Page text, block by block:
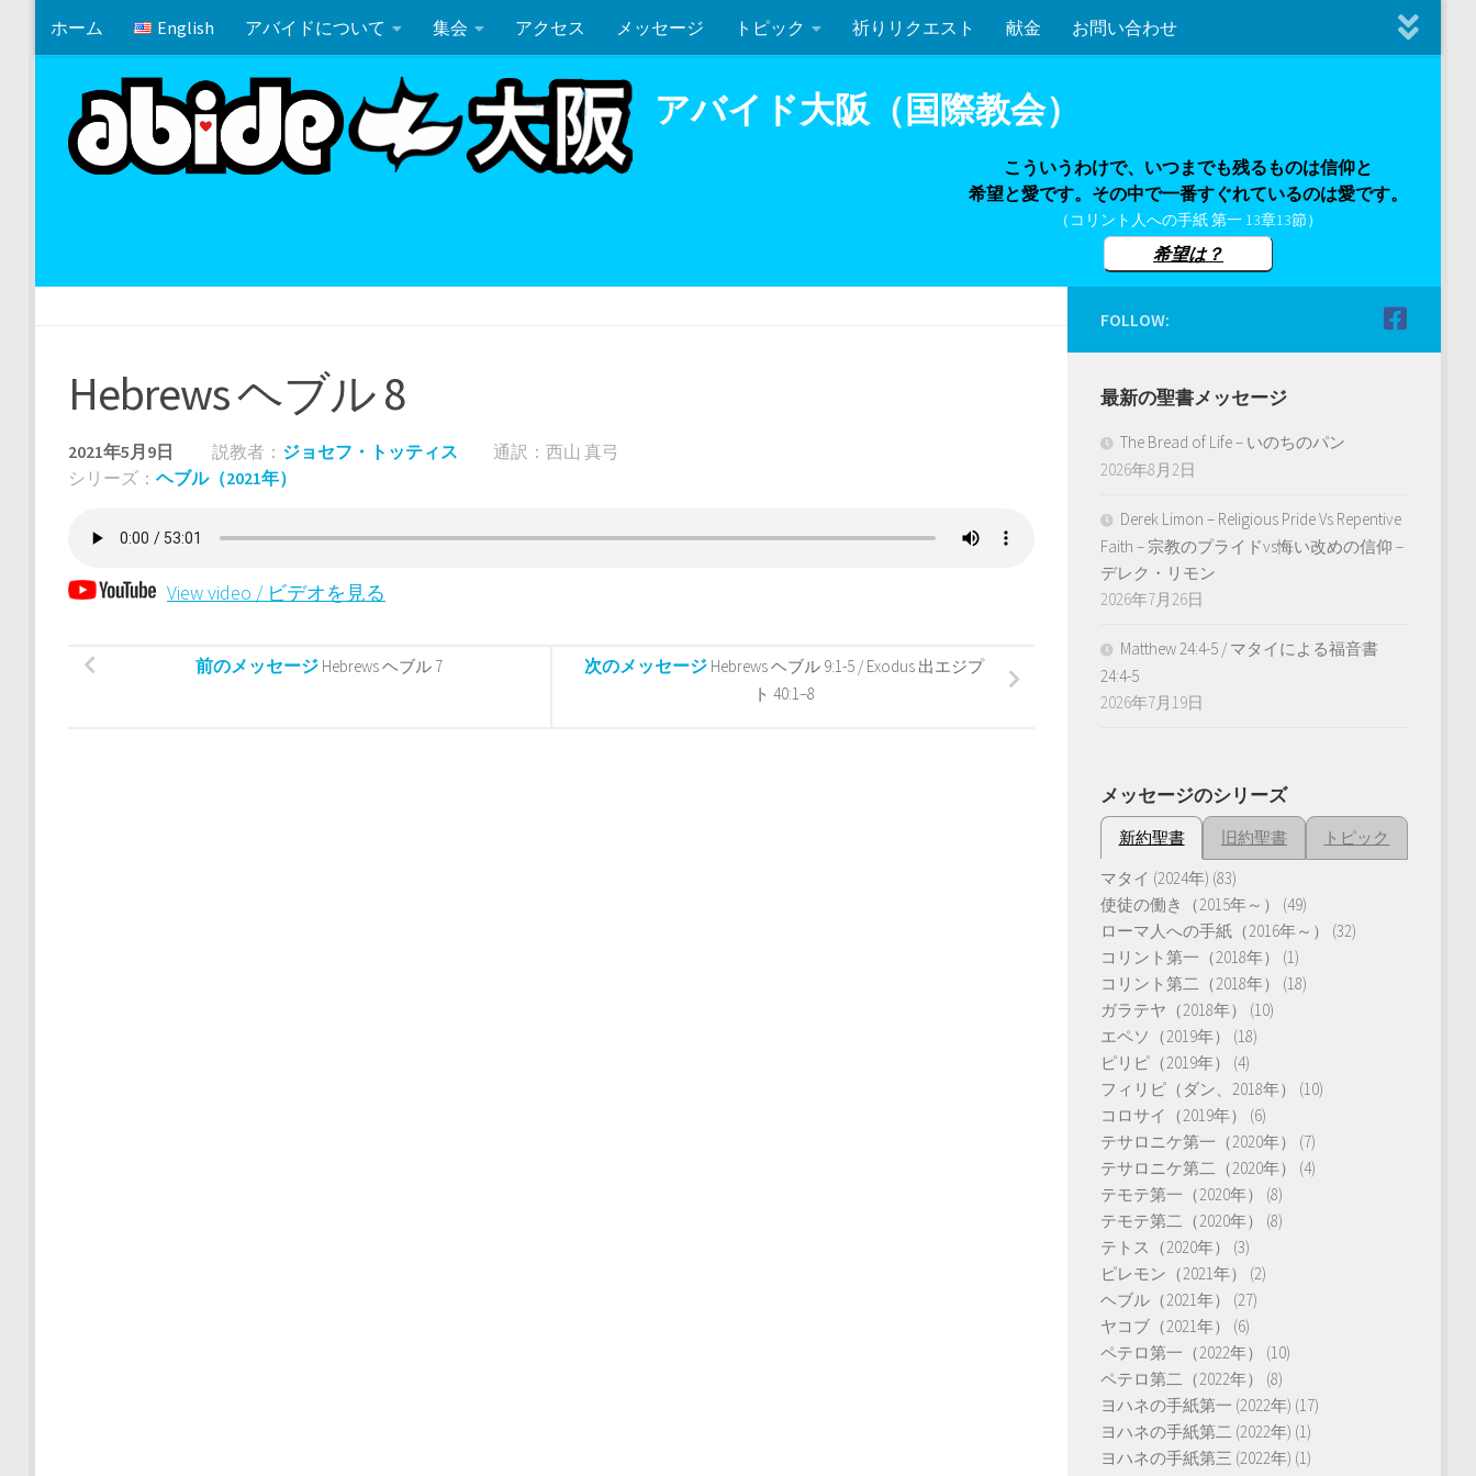
コンテンツの下
ホーム English アバイドについて 集会 アクセス メッセージ トピック 祈りリクエスト 献金 お問い合わせ
ホワイトエレファント・パーティー マタイ 19:10-12 ルカ 7:36-50
アバイド大阪（国際教会）
こういうわけで、いつまでも残るものは信仰と
希望と愛です。その中で一番すぐれているのは愛です。
（コリント人への手紙 第一 13章13節）
希望は？
Hebrews ヘブル 8
2021年5月9日 説教者： ジョセフ・トッティス
通訳：西山 真弓
シリーズ： ヘブル（2021年）
View video / ビデオを見る
次のメッセージ Hebrews ヘブル 9:1-5 / Exodus 出エジプ
ト 40:1–8
前のメッセージ Hebrews ヘブル 7
FOLLOW:
最新の聖書メッセージ
The Bread of Life – いのちのパン
2026年8月2日
Derek Limon – Religious Pride Vs Repentive
Faith – 宗教のプライドvs悔い改めの信仰 –
デレク・リモン
2026年7月26日
Matthew 24:4-5 / マタイによる福音書
24:4-5
2026年7月19日
メッセージのシリーズ
新約聖書 旧約聖書
トピック
マタイ (2024年) (83)
使徒の働き（2015年～）
(49)
ローマ人への手紙（2016年～）
(32)
コリント第一（2018年）
(1)
コリント第二（2018年）
(18)
ガラテヤ（2018年）
(10)
エペソ（2019年）
(18)
ピリピ（2019年）
(4)
フィリピ（ダン、2018年）
(10)
コロサイ（2019年）
(6)
テサロニケ第一（2020年）
(7)
テサロニケ第二（2020年）
(4)
テモテ第一（2020年）
(8)
テモテ第二（2020年）
(8)
テトス（2020年）
(3)
ピレモン（2021年）
(2)
ヘブル（2021年）
(27)
ヤコブ（2021年）
(6)
ペテロ第一（2022年）
(10)
ペテロ第二（2022年）
(8)
ヨハネの手紙第一 (2022年) (17)
ヨハネの手紙第二 (2022年) (1)
ヨハネの手紙第三 (2022年) (1)